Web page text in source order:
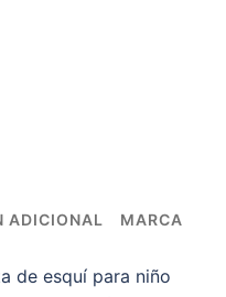
ADICIONAL MARCA
de esquí para niño